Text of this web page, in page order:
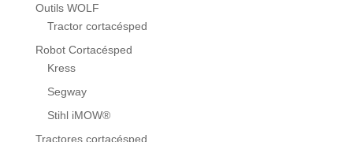
Outils WOLF
Tractor cortacésped
Robot Cortacésped
Kress
Segway
Stihl iMOW®
Tractores cortacésped